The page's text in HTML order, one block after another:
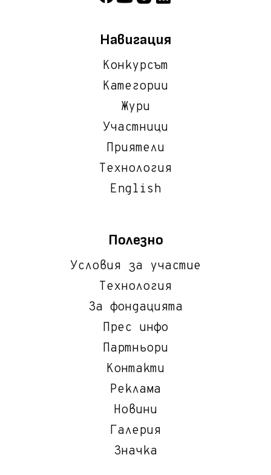
Навигация
Конкурсът
Категории
Жури
Участници
Приятели
Технология
English
Полезно
Условия за участие
Технология
За фондацията
Прес инфо
Партньори
Контакти
Реклама
Новини
Галерия
Значка